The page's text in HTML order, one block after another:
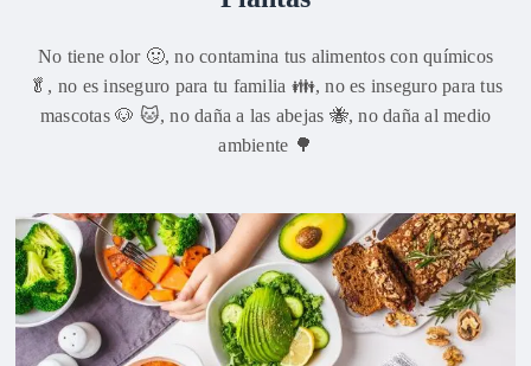
No tiene olor 🤢, no contamina tus alimentos con químicos
🥬, no es inseguro para tu familia 👪, no es inseguro para tus
mascotas 🐶 🐱, no daña a las abejas 🐝, no daña al medio
ambiente 🌳